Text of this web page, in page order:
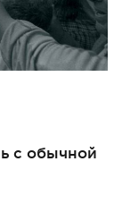
с обычной